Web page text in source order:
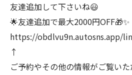
友達追加して下さいね😃
🌟友達追加で最大2000円OFF🎁✨
https://obdlvu9n.autosns.app/
↑
ご予約やその他の情報がご覧い